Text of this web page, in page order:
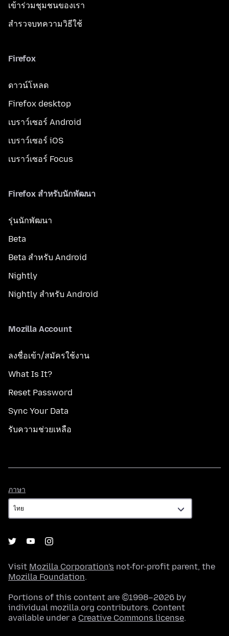
เข้าร่วมชุมชนของเรา
สำรวจบทความวิธีใช้
Firefox
ดาวน์โหลด
Firefox desktop
เบราว์เซอร์ Android
เบราว์เซอร์ iOS
เบราว์เซอร์ Focus
Firefox สำหรับนักพัฒนา
รุ่นนักพัฒนา
Beta
Beta สำหรับ Android
Nightly
Nightly สำหรับ Android
Mozilla Account
ลงชื่อเข้า/สมัครใช้งาน
What Is It?
Reset Password
Sync Your Data
รับความช่วยเหลือ
ภาษา
Visit Mozilla Corporation's not-for-profit parent, the
Mozilla Foundation.
Portions of this content are ©1998–2026 by
individual mozilla.org contributors. Content
available under a Creative Commons license.